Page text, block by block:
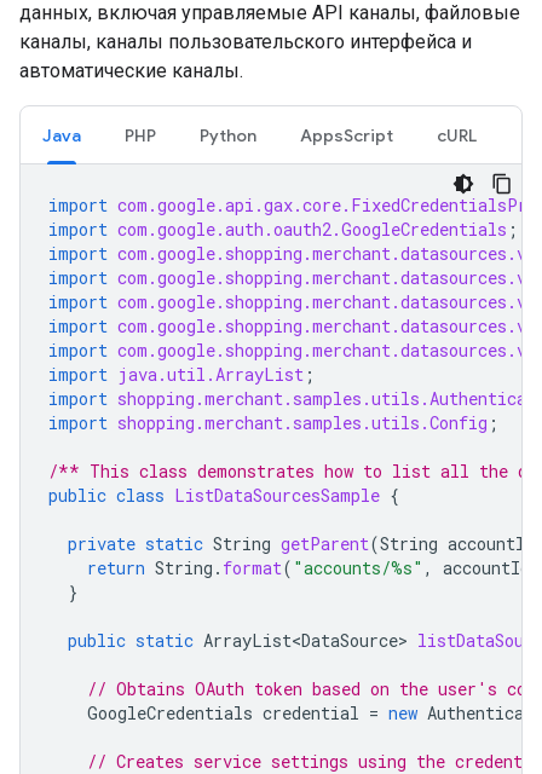
данных, включая управляемые API каналы, файловые
каналы, каналы пользовательского интерфейса и
автоматические каналы.
Java PHP Python AppsScript cURL
import
import com.google.auth.oauth2.GoogleCredentials ;
import
import
import
import
import
import java.util.ArrayList ;
import
import shopping.merchant.samples.utils.Config ;
/** This class demonstrates how to list all the
public class ListDataSourcesSample {
private static String getParent(String accountId
return String . format( "accounts/%s" , accountId
}
public static ArrayList<DataSource>
// Obtains OAuth token based on the user's
GoogleCredentials credential = new
// Creates service settings using the